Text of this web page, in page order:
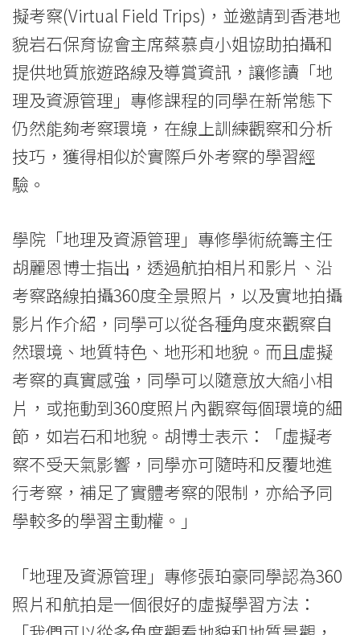
擬考察(Virtual Field Trips)，並邀請到香港地
貌岩石保育協會主席蔡慕貞小姐協助拍攝和
提供地質旅遊路線及導賞資訊，讓修讀「地
理及資源管理」專修課程的同學在新常態下
仍然能夠考察環境，在線上訓練觀察和分析
技巧，獲得相似於實際戶外考察的學習經
驗。
學院「地理及資源管理」專修學術統籌主任
胡麗恩博士指出，透過航拍相片和影片、沿
考察路線拍攝360度全景照片，以及實地拍攝
影片作介紹，同學可以從各種角度來觀察自
然環境、地質特色、地形和地貌。而且虛擬
考察的真實感強，同學可以隨意放大縮小相
片，或拖動到360度照片內觀察每個環境的細
節，如岩石和地貌。胡博士表示：「虛擬考
察不受天氣影響，同學亦可隨時和反覆地進
行考察，補足了實體考察的限制，亦給予同
學較多的學習主動權。」
「地理及資源管理」專修張珀豪同學認為360
照片和航拍是一個很好的虛擬學習方法：